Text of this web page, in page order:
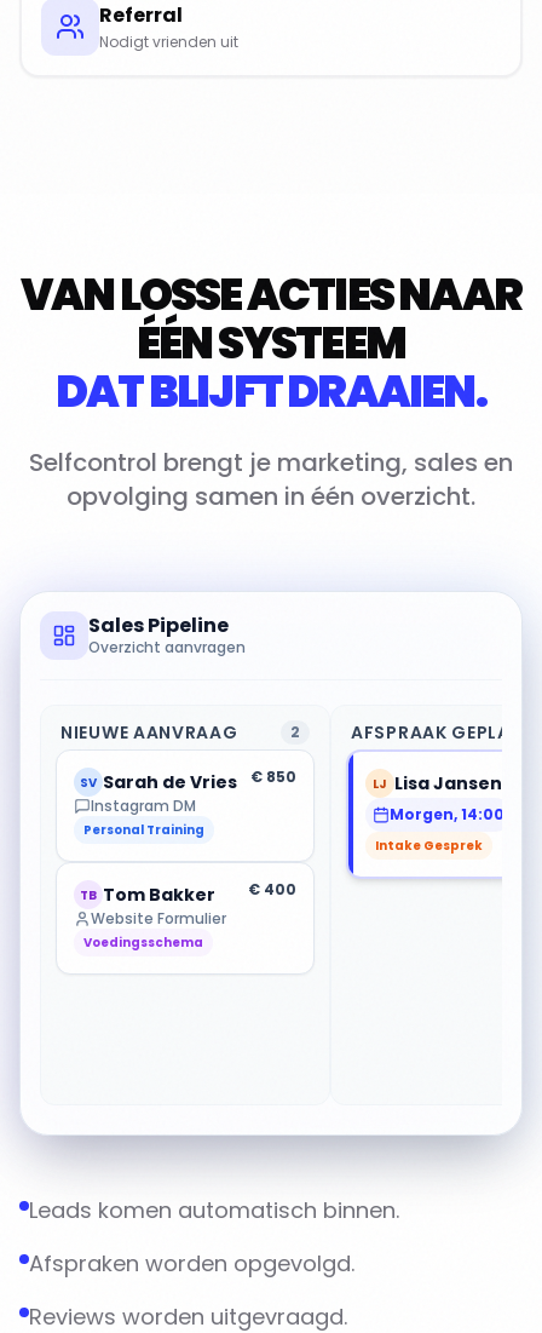
Referral
Nodigt vrienden uit
VAN LOSSE ACTIES NAAR
ÉÉN SYSTEEM
DAT BLIJFT DRAAIEN.
Selfcontrol brengt je marketing, sales en
opvolging samen in één overzicht.
Leads komen automatisch binnen.
Afspraken worden opgevolgd.
Reviews worden uitgevraagd.
Sales Pipeline
Overzicht aanvragen
NIEUWE AANVRAAG 2
SV Sarah de Vries
€ 850
Instagram DM
Personal Training
TB Tom Bakker
€ 400
Website Formulier
Voedingsschema
AFSPRAAK GEPLAND
LJ Lisa Jansen
Morgen, 14:00
Intake Gesprek